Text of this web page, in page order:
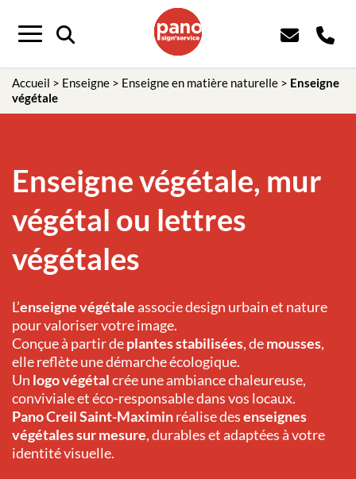
Menu
Accueil > Enseigne > Enseigne en matière naturelle > Enseigne
végétale
Enseigne végétale, mur
végétal ou lettres
végétales
L’enseigne végétaleassocie design urbain et nature
pour valoriser votre image.
Conçue à partir deplantes stabilisées, demousses,
elle reflète une démarche écologique.
Un logo végétalcrée une ambiance chaleureuse,
conviviale et éco-responsable dans vos locaux.
Pano Creil Saint-Maximinréalise desenseignes
végétales sur mesure, durables et adaptées à votre
identité visuelle.
Panneau de gestion des cookies